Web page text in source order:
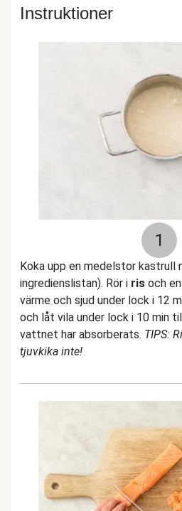
Instruktioner
1
Koka upp en medelstor kastrull
ingredienslistan). Rör i ris och
värme och sjud under lock i 12
och låt vila under lock i 10 min
vattnet har absorberats. TIPS:
tjuvkika inte!